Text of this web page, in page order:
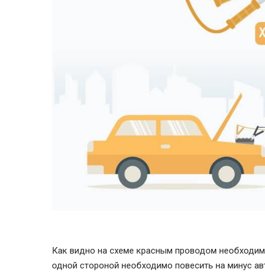
Как видно на схеме красным проводом
одной стороной необходимо повесить на минус